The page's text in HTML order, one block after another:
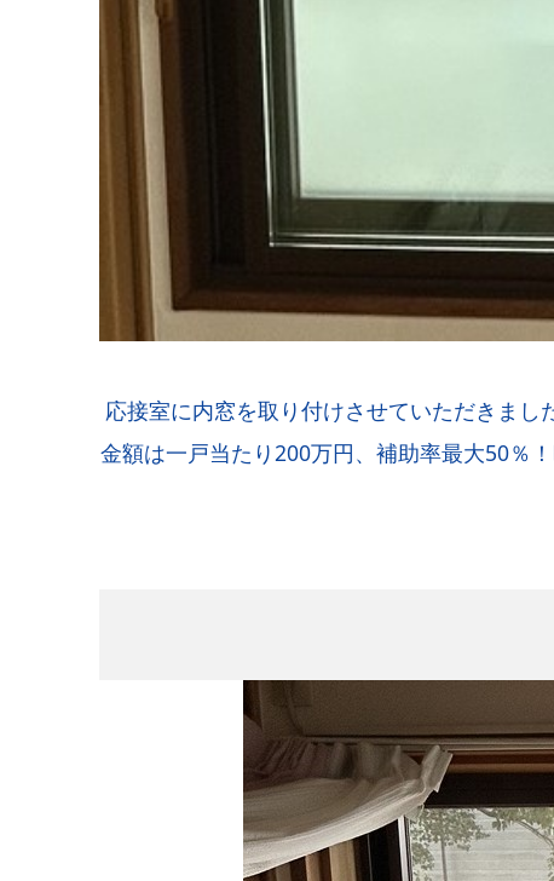
応接室に内窓を取り付けさせていただきま
金額は一戸当たり200万円、補助率最大50％